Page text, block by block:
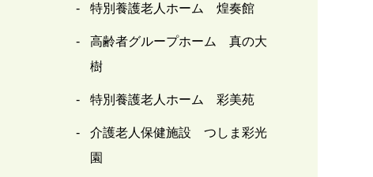
特別養護老人ホーム 煌奏館
高齢者グループホーム 真の大
樹
特別養護老人ホーム 彩美苑
介護老人保健施設 つしま彩光
園